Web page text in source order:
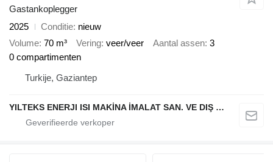
Gastankoplegger
2025
Conditie nieuw
Volume 70 m³ Vering veer/veer Aantal assen 3
0 compartimenten
Turkije, Gaziantep
YILTEKS ENERJI ISI MAKİNA İMALAT SAN. VE DIŞ TİC. LTD. ŞTİ.